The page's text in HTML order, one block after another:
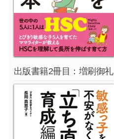
出版書籍2冊目：増刷御礼